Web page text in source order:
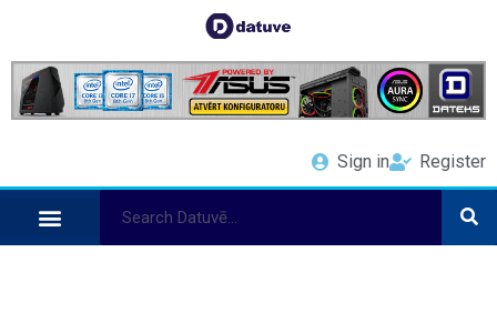
Sign in Register